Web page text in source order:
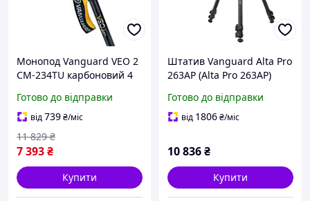
Монопод Vanguard VEO 2
CM-234TU карбоновий 4
вилкою для стрільби та
фотозйомки
Готово до відправки
від739₴/міс
7 393₴
11 829 ₴
Купити
Штатив Vanguard Alta Pro
263AP (Alta Pro 263AP)
висота зйомки до 177,5
см, Quick-flip
Готово до відправки
від 1806₴/міс
10 836₴
Купити